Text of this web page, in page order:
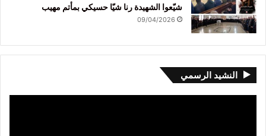
شيّعوا الشهيدة رنا شيّا حسيكي بمأتم مهيب
09/04/2026
النشيد الرسمي